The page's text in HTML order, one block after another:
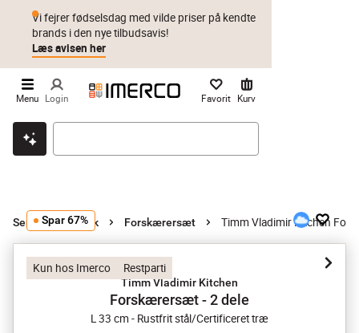
Klik & hent Byt i 1 år Prismatch
Vi fejrer fødselsdag med vilde priser på kendte
brands i den nye tilbudsavis!
Læs avisen her
Menu Login Favorit Kurv
Serveringsbestik Forskærersæt Timm Vladimir Kitchen
Kun hos Imerco Restparti
Spar 67%
Timm Vladimir Kitchen
Forskærersæt - 2 dele
L 33 cm - Rustfrit stål/Certificeret træ